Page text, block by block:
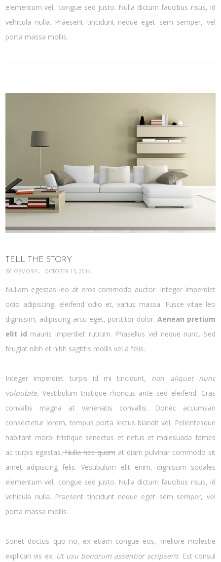
elementum vel, congue sed justo. Nulla dictum faucibus risus, id
vehicula nulla. Praesent tincidunt neque eget sem semper, vel
porta massa mollis.
TELL THE STORY
BY: OSMOSIS OCTOBER 13, 2014
Nullam egestas leo at eros commodo auctor. Integer imperdiet
odio adipiscing, eleifend odio et, varius massa. Fusce vitae leo
dignissim, adipiscing arcu eget, porttitor dolor. Aenean pretium
elit id mauris imperdiet rutrum. Phasellus vel neque nunc. Sed
feugiat nibh et nibh sagittis mollis vel a felis.
Integer imperdiet turpis id mi tincidunt, non aliquet nunc
vulputate. Vestibulum tristique rhoncus ante sed eleifend. Cras
convallis magna at venenatis convallis. Donec accumsan
consectetur lorem, tempus porta lectus blandit vel. Pellentesque
habitant morbi tristique senectus et netus et malesuada fames
ac turpis egestas.Nulla nec quam at diam pulvinar commodo sit
amet adipiscing felis. Vestibulum elit enim, dignissim sodales
elementum vel, congue sed justo. Nulla dictum faucibus risus, id
vehicula nulla. Praesent tincidunt neque eget sem semper, vel
porta massa mollis.
Sonet doctus quo no, ex etiam congue eos, meliore molestie
explicari vis ex. Ut usu bonorum assentior scripserit. Est consul